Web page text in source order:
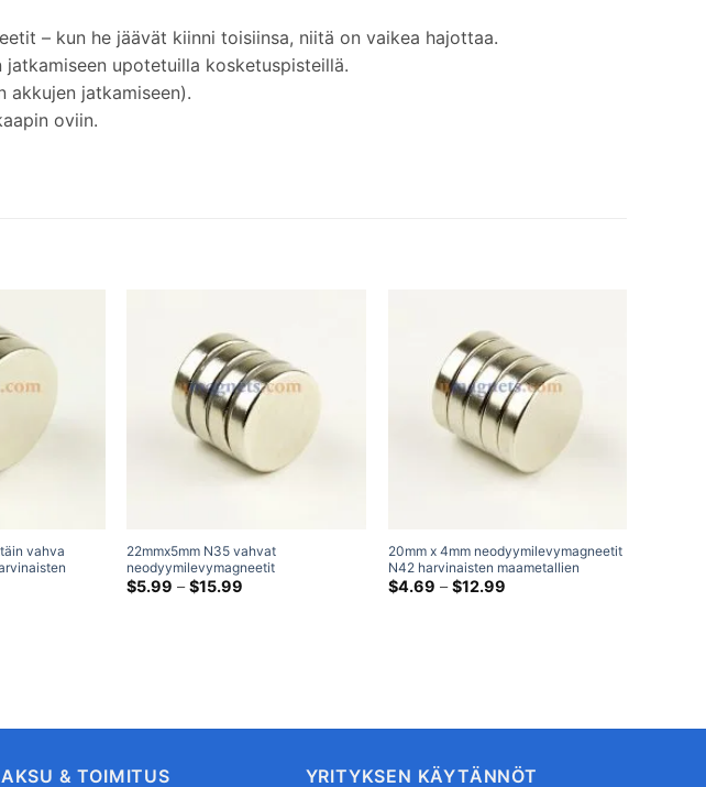
– kun he jäävät kiinni toisiinsa, niitä on vaikea hajottaa.
upotetuilla kosketuspisteillä.
akkujen jatkamiseen).
oviin.
vahva
22mmx5mm N35 vahvat
neodyymilevymagneetit
Nikkelipinnoitettu harvinaisten
$5.99 – $15.99
20mm x 4mm neodyymilevymagneetit
N42 harvinaisten maametallien
levymagneetit 20x4mm iso pyöreä
$4.69 – $12.99Hintaluokka:
& TOIMITUS YRITYKSEN KÄYTÄNNÖT